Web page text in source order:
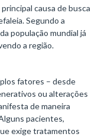
causa de busca
Segundo a
população mundial já
a região.
fatores – desde
ou alterações
de maneira
pacientes,
exige tratamentos